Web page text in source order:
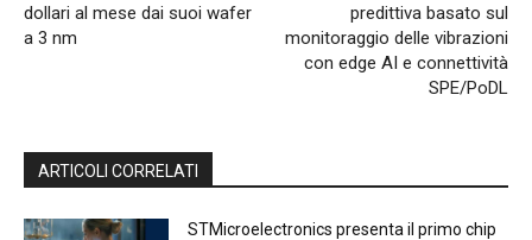
dollari al mese dai suoi wafer
a 3 nm
predittiva basato sul
monitoraggio delle vibrazioni
con edge AI e connettività
SPE/PoDL
ARTICOLI CORRELATI
STMicroelectronics presenta il primo chip